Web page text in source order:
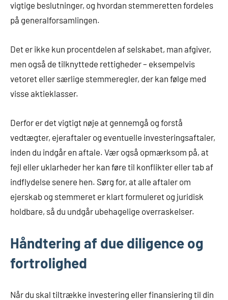
vigtige beslutninger, og hvordan stemmeretten fordeles
på generalforsamlingen.
Det er ikke kun procentdelen af selskabet, man afgiver,
men også de tilknyttede rettigheder – eksempelvis
vetoret eller særlige stemmeregler, der kan følge med
visse aktieklasser.
Derfor er det vigtigt nøje at gennemgå og forstå
vedtægter, ejeraftaler og eventuelle investeringsaftaler,
inden du indgår en aftale. Vær også opmærksom på, at
fejl eller uklarheder her kan føre til konflikter eller tab af
indflydelse senere hen. Sørg for, at alle aftaler om
ejerskab og stemmeret er klart formuleret og juridisk
holdbare, så du undgår ubehagelige overraskelser.
Håndtering af due diligence og
fortrolighed
Når du skal tiltrække investering eller finansiering til din